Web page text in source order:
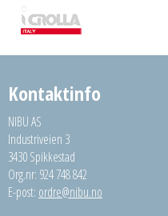
Kontaktinfo
NIBU AS
Industriveien 3
3430 Spikkestad
Org.nr: 924 748 842
E-post: ordre@nibu.no